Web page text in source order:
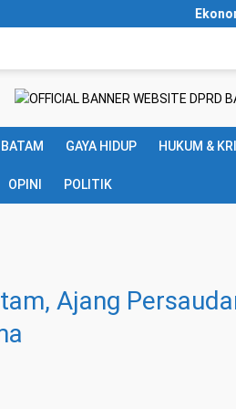
Ekonomi Kepri
GAYA HIDUP HUKUM &
OPINI POLITIK
Ajang